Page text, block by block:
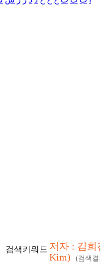
검색키워드 저자 : 김희
Kim)
(검색